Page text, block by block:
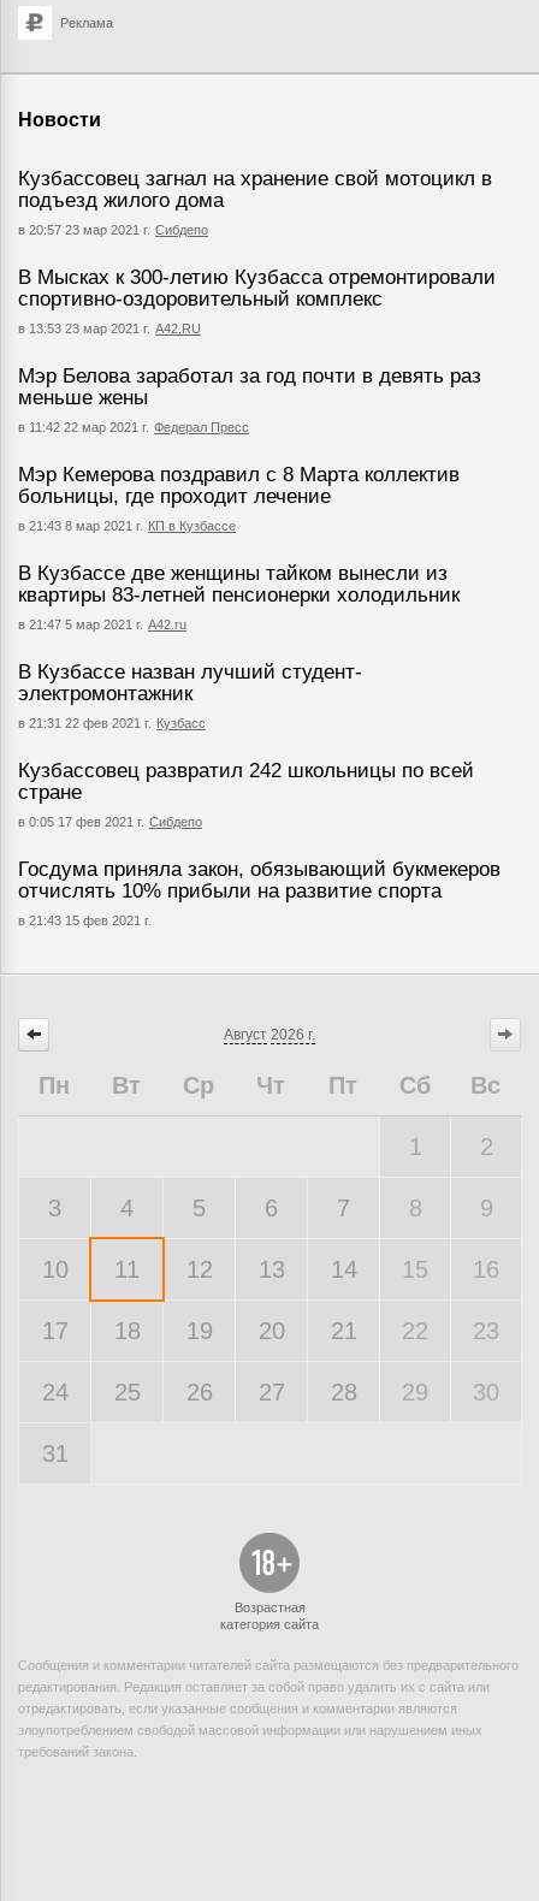
Реклама
Новости
Кузбассовец загнал на хранение свой мотоцикл в
подъезд жилого дома
в 20:57 23 мар 2021 г. Сибдепо
В Мысках к 300-летию Кузбасса отремонтировали
спортивно-оздоровительный комплекс
в 13:53 23 мар 2021 г. А42.RU
Мэр Белова заработал за год почти в девять раз
меньше жены
в 11:42 22 мар 2021 г. Федерал Пресс
Мэр Кемерова поздравил с 8 Марта коллектив
больницы, где проходит лечение
в 21:43 8 мар 2021 г. КП в Кузбассе
В Кузбассе две женщины тайком вынесли из
квартиры 83-летней пенсионерки холодильник
в 21:47 5 мар 2021 г. А42.ru
В Кузбассе назван лучший студент-
электромонтажник
в 21:31 22 фев 2021 г. Кузбасс
Кузбассовец развратил 242 школьницы по всей
стране
в 0:05 17 фев 2021 г. Сибдепо
Госдума приняла закон, обязывающий букмекеров
отчислять 10% прибыли на развитие спорта
в 21:43 15 фев 2021 г.
Август 2026 г.
Пн Вт Ср Чт Пт Сб Вс
1 2
3 4 5 6 7 8 9
10 11 12 13 14 15 16
17 18 19 20 21 22 23
24 25 26 27 28 29 30
31
Возрастная
категория сайта
Сообщения и комментарии читателей сайта размещаются без предварительного
редактирования. Редакция оставляет за собой право удалить их с сайта или
отредактировать, если указанные сообщения и комментарии являются
злоупотреблением свободой массовой информации или нарушением иных
требований закона.